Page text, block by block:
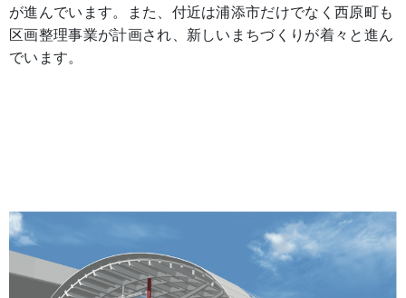
が進んでいます。また、付近は浦添市だけでなく西原町も
区画整理事業が計画され、新しいまちづくりが着々と進ん
でいます。